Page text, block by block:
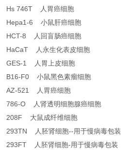
Hs 746T 人胃癌细胞
Hepa1-6 小鼠肝癌细胞
HCT-8 人回盲肠癌细胞
HaCaT 人永生化表皮细胞
GES-1 人胃上皮细胞
B16-F0 小鼠黑色素瘤细胞
AZ-521 人胃癌细胞
786-O 人肾透明细胞腺癌细胞
208F 大鼠成纤维细胞
293TN 人胚肾细胞--用于慢病毒包装
293FT 人胚肾细胞-用于慢病毒包装